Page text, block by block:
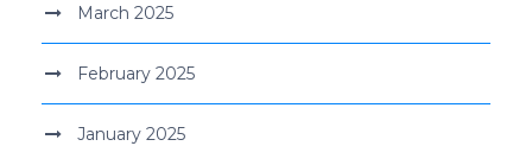
March 2025
February 2025
January 2025